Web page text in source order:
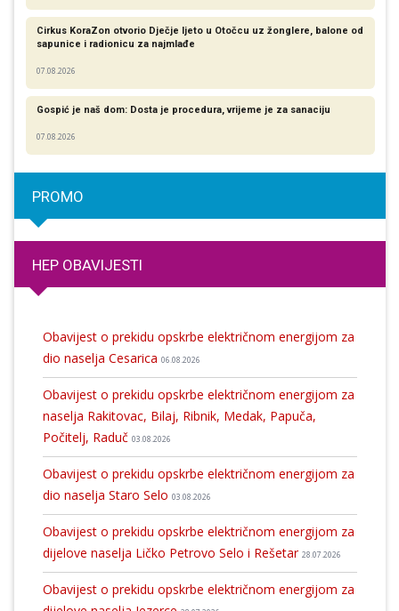
Cirkus KoraZon otvorio Dječje ljeto u Otočcu uz žonglere, balone od
sapunice i radionicu za najmlađe
07.08.2026
Gospić je naš dom: Dosta je procedura, vrijeme je za sanaciju
07.08.2026
PROMO
HEP OBAVIJESTI
Obavijest o prekidu opskrbe električnom energijom za
dio naselja Cesarica 06.08.2026
Obavijest o prekidu opskrbe električnom energijom za
naselja Rakitovac, Bilaj, Ribnik, Medak, Papuča,
Počitelj, Raduč 03.08.2026
Obavijest o prekidu opskrbe električnom energijom za
dio naselja Staro Selo 03.08.2026
Obavijest o prekidu opskrbe električnom energijom za
dijelove naselja Ličko Petrovo Selo i Rešetar 28.07.2026
Obavijest o prekidu opskrbe električnom energijom za